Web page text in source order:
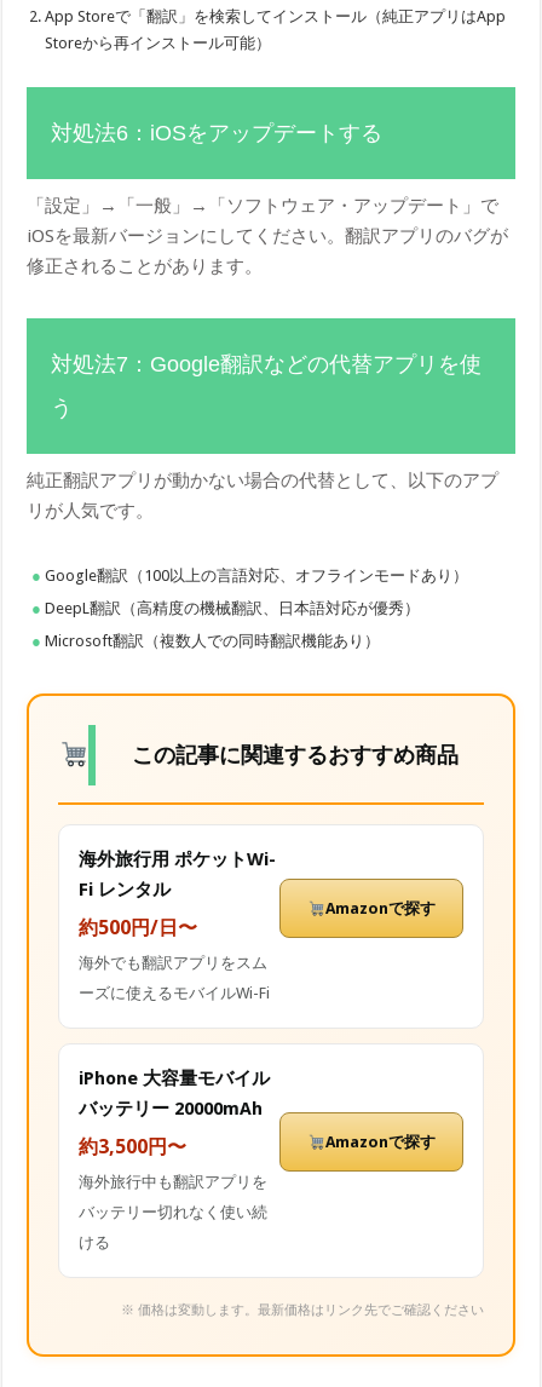
App Storeで「翻訳」を検索してインストール（純正アプリはApp
Storeから再インストール可能）
対処法6：iOSをアップデートする
「設定」→「一般」→「ソフトウェア・アップデート」で
iOSを最新バージョンにしてください。翻訳アプリのバグが
修正されることがあります。
対処法7：Google翻訳などの代替アプリを使
う
純正翻訳アプリが動かない場合の代替として、以下のアプ
リが人気です。
Google翻訳（100以上の言語対応、オフラインモードあり）
DeepL翻訳（高精度の機械翻訳、日本語対応が優秀）
Microsoft翻訳（複数人での同時翻訳機能あり）
この記事に関連するおすすめ商品
海外旅行用 ポケットWi-
Fi レンタル
約500円/日〜
海外でも翻訳アプリをスム
ーズに使えるモバイルWi-Fi
Amazonで探す
iPhone 大容量モバイル
バッテリー 20000mAh
約3,500円〜
海外旅行中も翻訳アプリを
バッテリー切れなく使い続
ける
Amazonで探す
※ 価格は変動します。最新価格はリンク先でご確認ください